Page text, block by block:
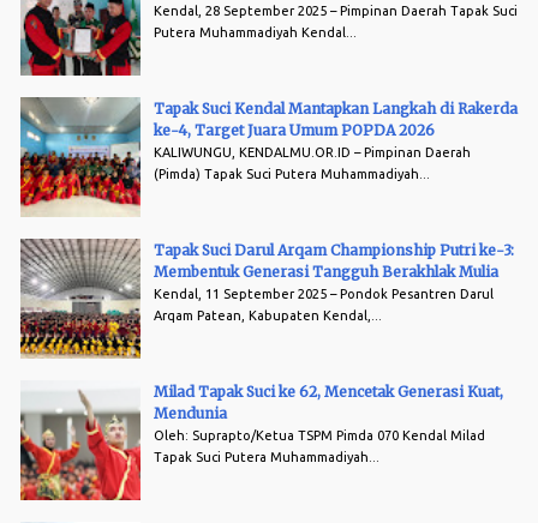
Kendal, 28 September 2025 – Pimpinan Daerah Tapak Suci
Putera Muhammadiyah Kendal...
Tapak Suci Kendal Mantapkan Langkah di Rakerda
ke-4, Target Juara Umum POPDA 2026
KALIWUNGU, KENDALMU.OR.ID – Pimpinan Daerah
(Pimda) Tapak Suci Putera Muhammadiyah...
Tapak Suci Darul Arqam Championship Putri ke-3:
Membentuk Generasi Tangguh Berakhlak Mulia
Kendal, 11 September 2025 – Pondok Pesantren Darul
Arqam Patean, Kabupaten Kendal,...
Milad Tapak Suci ke 62, Mencetak Generasi Kuat,
Mendunia
Oleh: Suprapto/Ketua TSPM Pimda 070 Kendal Milad
Tapak Suci Putera Muhammadiyah...